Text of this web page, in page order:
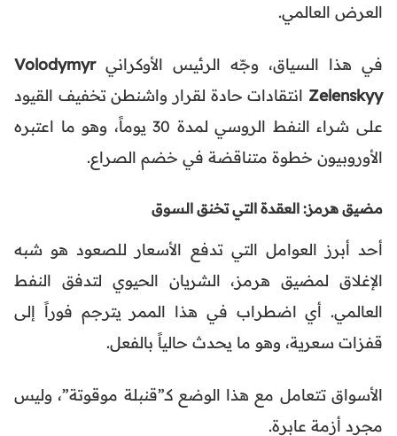
العرض العالمي.
في هذا السياق، وجّه الرئيس الأوكرانيVolodymyr
Zelenskyy انتقادات حادة لقرار واشنطن تخفيف القيود
على شراء النفط الروسي لمدة 30 يوماً، وهو ما اعتبره
الأوروبيون خطوة متناقضة في خضم الصراع.
مضيق هرمز: العقدة التي تخنق السوق
أحد أبرز العوامل التي تدفع الأسعار للصعود هو شبه
الإغلاق لمضيق هرمز، الشريان الحيوي لتدفق النفط
العالمي. أي اضطراب في هذا الممر يترجم فوراً إلى
قفزات سعرية، وهو ما يحدث حالياً بالفعل.
الأسواق تتعامل مع هذا الوضع كـ”قنبلة موقوتة”، وليس
مجرد أزمة عابرة.